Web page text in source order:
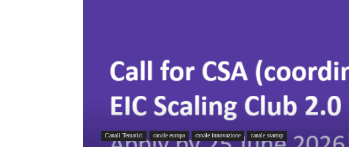
Canali Tematici canale europa canale innovazione canale startup